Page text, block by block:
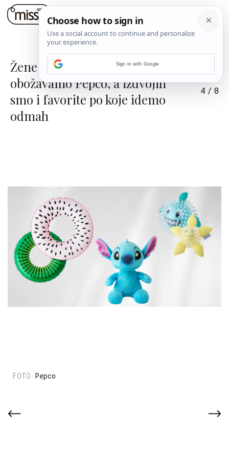
Žene razumiju zašto
obožavamo Pepco, a izdvojili
smo i favorite po koje idemo
odmah
4 / 8
Pepco
Sign in with Google